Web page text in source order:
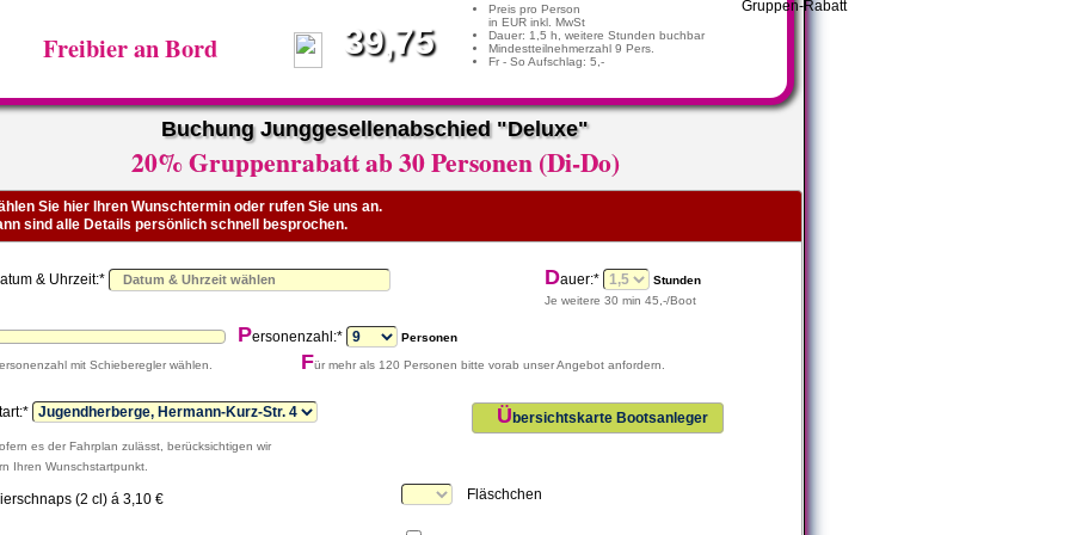
Freibier an Bord
Preis pro Person
in EUR inkl. MwSt
Dauer: 1,5 h, weitere Stunden buchbar
Mindestteilnehmerzahl 9 Pers.
Fr - So Aufschlag: 5,-
39,75
Buchung Junggesellenabschied "Deluxe"
20% Gruppenrabatt ab 30 Personen (Di-Do)
Sie hier Ihren Wunschtermin oder rufen Sie uns an.
sind alle Details persönlich schnell besprochen.
atum & Uhrzeit:* Dauer:*
Stunden
Je weitere 30 min 45,-/Boot
Personenzahl:* Personen
ersonenzahl mit Schieberegler wählen. Für mehr als 120 Personen bitte vorab unser Angebot anfordern.
tart:* Ü bersichtskarte Bootsanleger
ofern es der Fahrplan zulässt, berücksichtigen wir
Ihren Wunschstartpunkt.
ierschnaps (2 cl) á 3,10 € Fläschchen